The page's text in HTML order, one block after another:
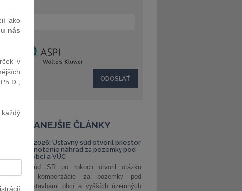
NAJČÍTANEJŠIE ČLÁNKY
PLz. ÚS 1/2026: Ústavný súd otvoril priestor
na prehodnotenie náhrad za pozemky pod
stavbami obcí a VÚC
Ústavný súd SR po rokoch otvoril otázku
primeranej kompenzácie za pozemky pod
verejnými stavbami obcí a vyšších územných
ako
nás
v